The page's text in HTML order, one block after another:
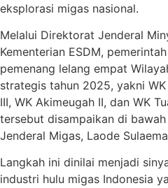
eksplorasi migas nasional.
Melalui Direktorat Jenderal
Kementerian ESDM,
pemenang lelang empat
strategis tahun 2025, yakni
III, WK Akimeugah II, dan WK
tersebut disampaikan di
Jenderal Migas, Laode
Langkah ini dinilai menjadi
industri hulu migas Indonesia